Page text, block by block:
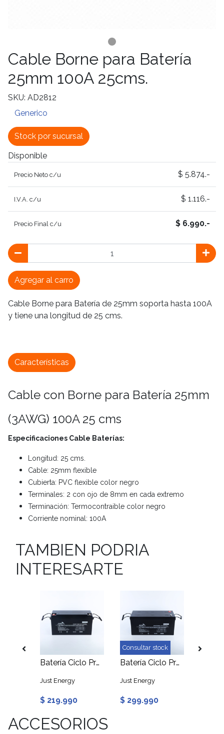
Cable Borne para Batería
25mm 100A 25cms.
SKU: AD2812
Generico
Stock por sucursal
Disponible
Precio Neto c/u $ 5.874.-
I.V.A. c/u $ 1.116.-
Precio Final c/u $ 6.990.-
Agregar al carro
Cable Borne para Batería de 25mm soporta hasta 100A
y tiene una longitud de 25 cms.
Cable con Borne para Batería 25mm
(3AWG) 100A 25 cms
Especificaciones Cable Baterías:
Longitud: 25 cms.
Cable: 25mm flexible
Cubierta: PVC flexible color negro
Terminales: 2 con ojo de 8mm en cada extremo
Terminación: Termocontraible color negro
Corriente nominal: 100A
Características
TAMBIEN PODRIA
INTERESARTE
Batería Ciclo Profundo 150Ah 12V GEL Just
Just Energy
$ 219.990
Consultar stock
Batería Ciclo Profundo 200Ah 12V GEL Just Energy
Just Energy
$ 299.990
ACCESORIOS